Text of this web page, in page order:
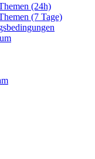
(24h)
(7 Tage)